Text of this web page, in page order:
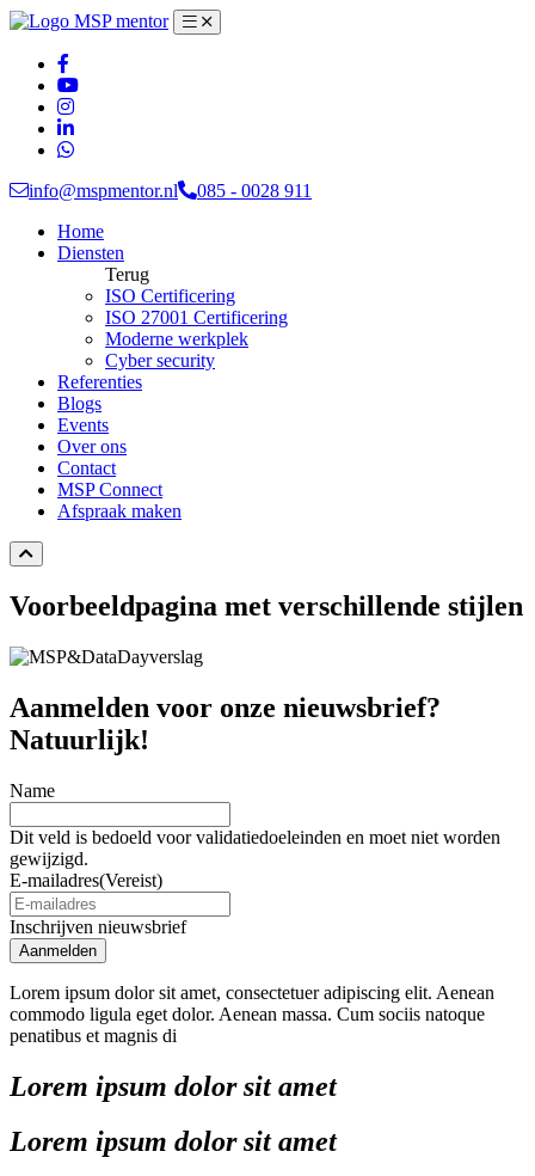
info@mspmentor.nl
085 - 0028 911
Home
Diensten
Terug
ISO Certificering
ISO 27001 Certificering
Moderne werkplek
Cyber security
Referenties
Blogs
Events
Over ons
Contact
MSP Connect
Afspraak maken
Voorbeeldpagina met verschillende stijlen
Aanmelden voor onze nieuwsbrief?
Natuurlijk!
Name
Dit veld is bedoeld voor validatiedoeleinden en moet niet worden
gewijzigd.
E-mailadres(Vereist)
Inschrijven nieuwsbrief
Aanmelden
Lorem ipsum dolor sit amet, consectetuer adipiscing elit. Aenean
commodo ligula eget dolor. Aenean massa. Cum sociis natoque
penatibus et magnis di
Lorem ipsum dolor sit amet
Lorem ipsum dolor sit amet